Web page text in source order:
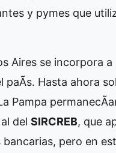
y pymes que
Aires se incorpora
paÃ­s. Hasta ahora
Pampa
del SIRCREB, que
pero en